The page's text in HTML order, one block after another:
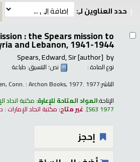
حدد العناوين لـِ:
: the Spears mission to
and Lebanon, 1941-1944
by
Spears, Edward, Sir[author]
نوع المادة : نص؛ التنسيق: طباعة
الناشر:Conn. : Archon Books, 1977. 1977
الإتاحة:المواد المتاحة للإعارة: مكتبة اتحاد
S63 1977
.غير متاح: مكتبة اتحاد الإمارات
إحجز